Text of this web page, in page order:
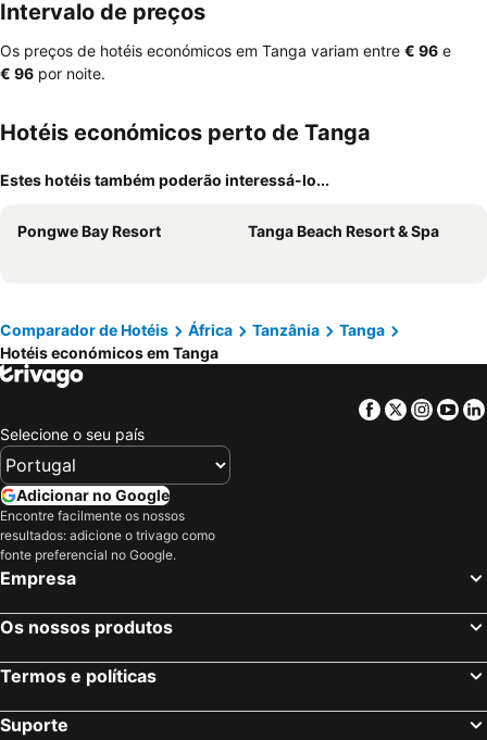
Intervalo de preços
Os preços de hotéis económicos em Tanga variam entre ‎€ 96 e
‎€ 96 por noite.
Hotéis económicos perto de Tanga
Estes hotéis também poderão interessá-lo...
Pongwe Bay Resort Tanga Beach Resort & Spa
Comparador de Hotéis África Tanzânia
Tanga
Hotéis económicos em Tanga
Facebook
Twitter
Selecione o seu país
Adicionar no Google
Encontre facilmente os nossos
resultados: adicione o trivago como
fonte preferencial no Google.
Empresa
Os nossos produtos
Termos e políticas
Suporte